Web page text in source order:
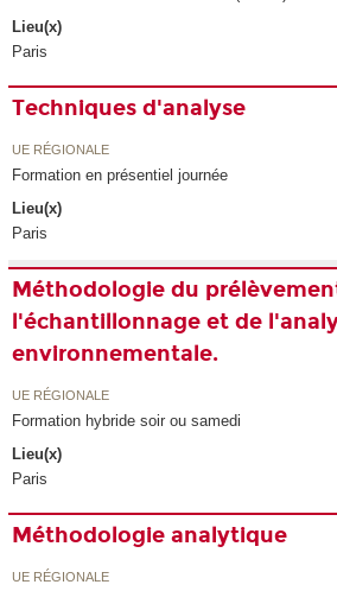
Lieu(x)
Paris
Techniques d'analyse
UE RÉGIONALE
Formation en présentiel journée
Lieu(x)
Paris
Méthodologie du
l'échantillonnage et de
environnementale.
UE RÉGIONALE
Formation hybride soir ou samedi
Lieu(x)
Paris
Méthodologie analytique
UE RÉGIONALE